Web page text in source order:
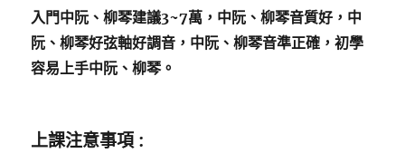
入門中阮、柳琴建議3~7萬，中阮、柳琴音質好，中
阮、柳琴好弦軸好調音，中阮、柳琴音準正確，初學
容易上手中阮、柳琴。
上課注意事項 :